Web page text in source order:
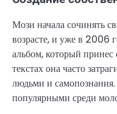
Мози начала сочинять
возрасте, и уже в 2006
альбом, который
текстах она часто
людьми и
популярными среди